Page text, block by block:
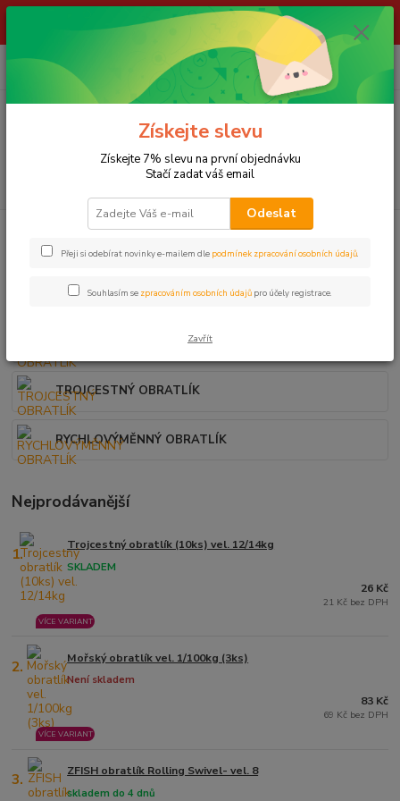
ŽIVÉ NÁSTRAHY !!! NEPOSÍLÁME !!! - ODBĚR POUZE NA NAŠÍ
za
HÁČKY, KARABINKY A OBRATLÍKY Obratlíky
Obratlíky
PEVNOSTNÍ OBRATLÍK
TROJCESTNÝ OBRATLÍK
RYCHLOVÝMĚNNÝ OBRATLÍK
Nejprodávanější
1. Trojcestný obratlík (10ks) vel. 12/14kg
SKLADEM
VÍCE VARIANT
26 Kč
21 Kč bez DPH
2. Mořský obratlík vel. 1/100kg (3ks)
Není skladem
VÍCE VARIANT
83 Kč
69 Kč bez DPH
3. ZFISH obratlík Rolling Swivel- vel. 8
skladem do 4 dnů
Získejte slevu
Získejte 7% slevu na první objednávku
Stačí zadat váš email
Odeslat
Přeji si odebírat novinky e-mailem dle podmínek zpracování osobních údajů.
Souhlasím se zpracováním osobních údajů pro účely registrace.
Zavřít